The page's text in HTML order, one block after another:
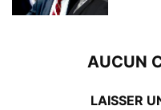
AUCUN
LAISSER